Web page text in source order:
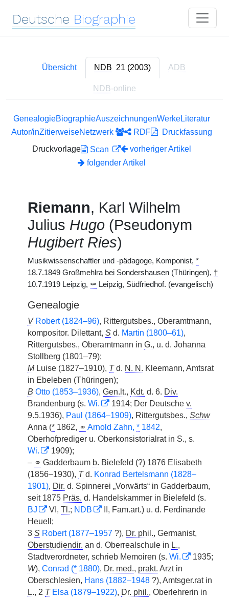
Deutsche Biographie
Übersicht NDB 21 (2003) ADB
NDB-online
GenealogieBiographieAuszeichnungenWerkeLiteratur
Autor/inZitierweiseNetzwerk RDF
Druckfassung
Druckvorlage
Scan
vorheriger Artikel
folgender Artikel
Riemann, Karl Wilhelm
Julius Hugo (Pseudonym
Hugibert Ries)
Musikwissenschaftler und -pädagoge, Komponist, *
18.7.1849 Großmehlra bei Sondershausen (Thüringen), †
10.7.1919 Leipzig, ⚰ Leipzig, Südfriedhof. (evangelisch)
Genealogie
V Robert (1824–96), Rittergutsbes., Oberamtmann,
kompositor. Dilettant, S d. Martin (1800–61),
Rittergutsbes., Oberamtmann in G., u. d. Johanna
Stollberg (1801–79);
MLuise (1827–1910), Td. N. N. Kleemann, Amtsrat
in Ebeleben (Thüringen);
B Otto (1853–1936), Gen.lt., Kdt. d. 6. Div.
Brandenburg (s. Wi. 1914; Der Deutsche v.
9.5.1936), Paul (1864–1909), Rittergutsbes., Schw
Anna (* 1862, ⚭ Arnold Zahn, * 1842,
Oberhofprediger u. Oberkonsistorialrat in S., s.
Wi.
1909);
– ⚭ Gadderbaum b. Bielefeld (?) 1876 Elisabeth
(1856–1930), Td. Konrad Bertelsmann (1828–
1901), Dir. d. Spinnerei „Vorwärts“ in Gadderbaum,
seit 1875 Präs. d. Handelskammer in Bielefeld (s.
BJ
VI, Tl.; NDB
II, Fam.art.) u. d. Ferdinande
Heuell;
3 S Robert (1877–1957 ?), Dr. phil., Germanist,
Oberstudiendir. an d. Oberrealschule in L.,
Stadtverordneter, schrieb Memoiren (s. Wi.
1935;
W), Conrad (* 1880), Dr. med., prakt. Arzt in
Oberschlesien, Hans (1882–1948 ?), Amtsger.rat in
L., 2 T Elsa (1879–1922), Dr. phil., Oberlehrerin in